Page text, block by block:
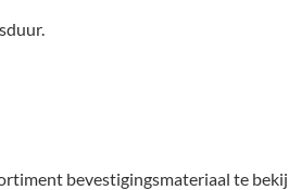
bevestigingsmateriaal te